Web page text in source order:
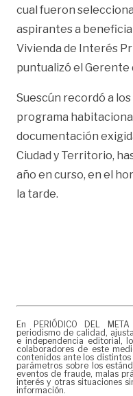
cual fueron
aspirantes a
Vivienda de Interés
puntualizó el Gerente
Suescún recordó a
programa
documentación
Ciudad y Territorio,
año en curso, en el
la tarde.
En PERIÓDICO DEL
periodismo de calidad,
e independencia editorial,
colaboradores de este
contenidos ante los
parámetros sobre los
eventos de fraude, malas
interés y otras situaciones
información.